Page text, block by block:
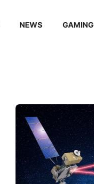
NEWS GAMING